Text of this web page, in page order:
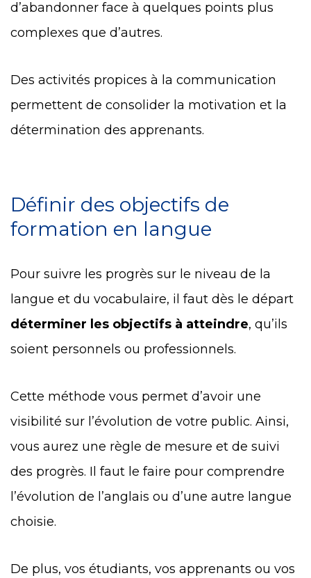
d’abandonner face à quelques points plus
complexes que d’autres.
Des activités propices à la communication
permettent de consolider la motivation et la
détermination des apprenants.
Définir des objectifs de
formation en langue
Pour suivre les progrès sur le niveau de la
langue et du vocabulaire, il faut dès le départ
déterminer les objectifs à atteindre, qu’ils
soient personnels ou professionnels.
Cette méthode vous permet d’avoir une
visibilité sur l’évolution de votre public. Ainsi,
vous aurez une règle de mesure et de suivi
des progrès. Il faut le faire pour comprendre
l’évolution de l’anglais ou d’une autre langue
choisie.
De plus, vos étudiants, vos apprenants ou vos